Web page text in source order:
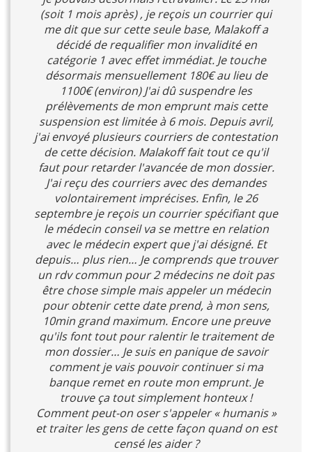
(soit 1 mois après) , je reçois un courrier qui
me dit que sur cette seule base, Malakoff a
décidé de requalifier mon invalidité en
catégorie 1 avec effet immédiat. Je touche
désormais mensuellement 180€ au lieu de
1100€ (environ) J'ai dû suspendre les
prélèvements de mon emprunt mais cette
suspension est limitée à 6 mois. Depuis avril,
j'ai envoyé plusieurs courriers de contestation
de cette décision. Malakoff fait tout ce qu'il
faut pour retarder l'avancée de mon dossier.
J'ai reçu des courriers avec des demandes
volontairement imprécises. Enfin, le 26
septembre je reçois un courrier spécifiant que
le médecin conseil va se mettre en relation
avec le médecin expert que j'ai désigné. Et
depuis… plus rien… Je comprends que trouver
un rdv commun pour 2 médecins ne doit pas
être chose simple mais appeler un médecin
pour obtenir cette date prend, à mon sens,
10min grand maximum. Encore une preuve
qu'ils font tout pour ralentir le traitement de
mon dossier… Je suis en panique de savoir
comment je vais pouvoir continuer si ma
banque remet en route mon emprunt. Je
trouve ça tout simplement honteux !
Comment peut-on oser s'appeler « humanis »
et traiter les gens de cette façon quand on est
censé les aider ?